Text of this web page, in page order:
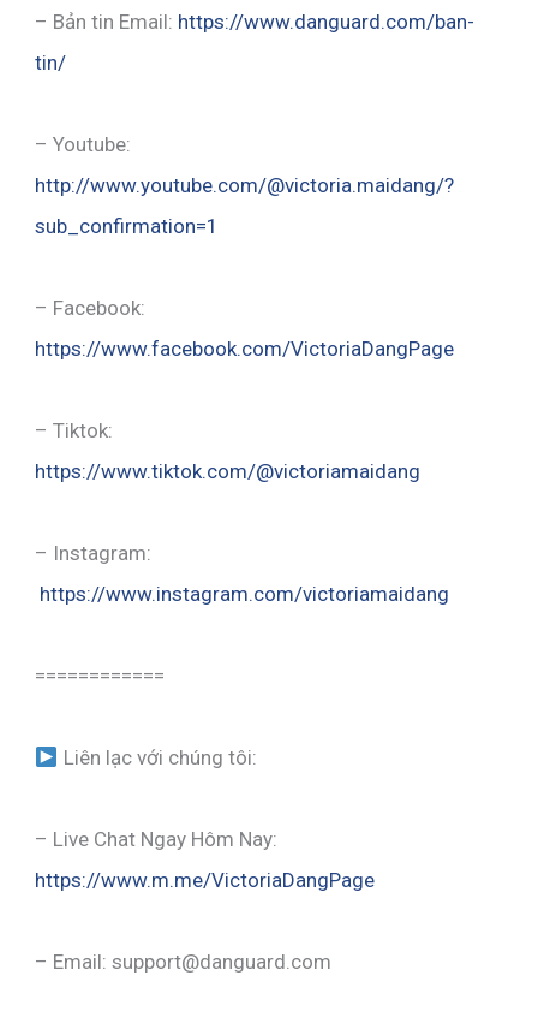
– Bản tin Email: https://www.danguard.com/ban-
tin/
– Youtube:
http://www.youtube.com/@victoria.maidang/?
sub_confirmation=1
– Facebook:
https://www.facebook.com/VictoriaDangPage
– Tiktok:
https://www.tiktok.com/@victoriamaidang
– Instagram:
https://www.instagram.com/victoriamaidang
============
Liên lạc với chúng tôi:
– Live Chat Ngay Hôm Nay:
https://www.m.me/VictoriaDangPage
– Email: support@danguard.com